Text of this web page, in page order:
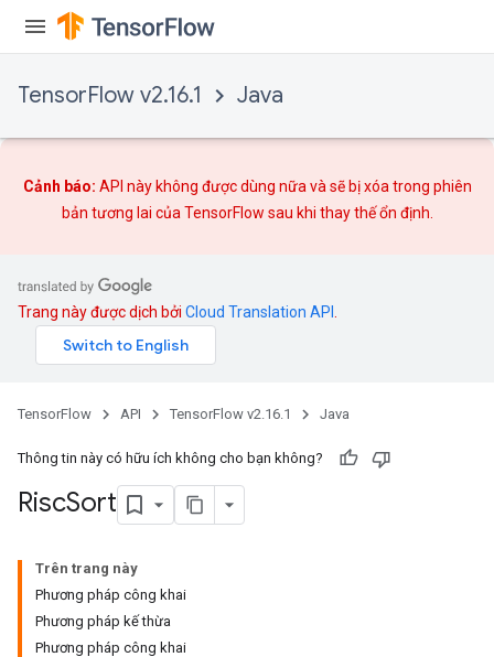
TensorFlow v2.16.1 Java
Cảnh báo: API này không được dùng nữa và sẽ bị xóa trong phiên
bản tương lai của TensorFlow sau khi thay thếổn định.
Trang này được dịch bởi Cloud Translation API
TensorFlow API TensorFlow v2.16.1 Java
Thông tin này có hữu ích không cho bạn không?
RiscSort
Trên trang này
Phương pháp công khai
Phương pháp kế thừa
Phương pháp công khai